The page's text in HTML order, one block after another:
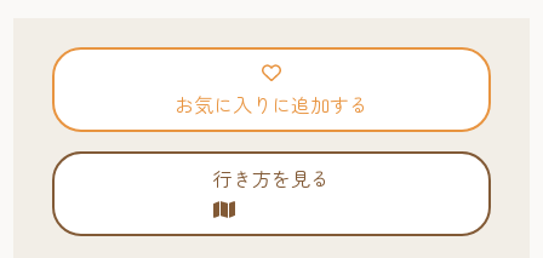
お気に入りに追加する
行き方を見る